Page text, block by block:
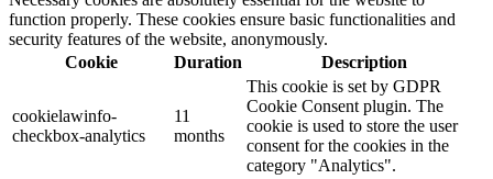
function properly. These cookies ensure basic functionalities and
security features of the website, anonymously.
Cookie
Duration Description
cookielawinfo-
checkbox-analytics
11
months
This cookie is set by GDPR
Cookie Consent plugin. The
cookie is used to store the user
consent for the cookies in the
category "Analytics".